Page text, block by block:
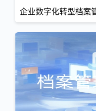
企业数字化转型档案